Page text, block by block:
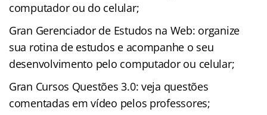
computador ou do celular;
Gran Gerenciador de Estudos na Web: organize
sua rotina de estudos e acompanhe o seu
desenvolvimento pelo computador ou celular;
Gran Cursos Questões 3.0: veja questões
comentadas em vídeo pelos professores;